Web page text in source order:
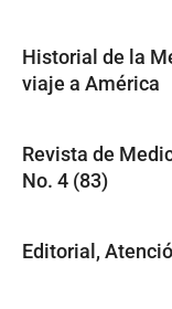
Historial de la
viaje a América
Revista de
No. 4 (83)
Editorial,